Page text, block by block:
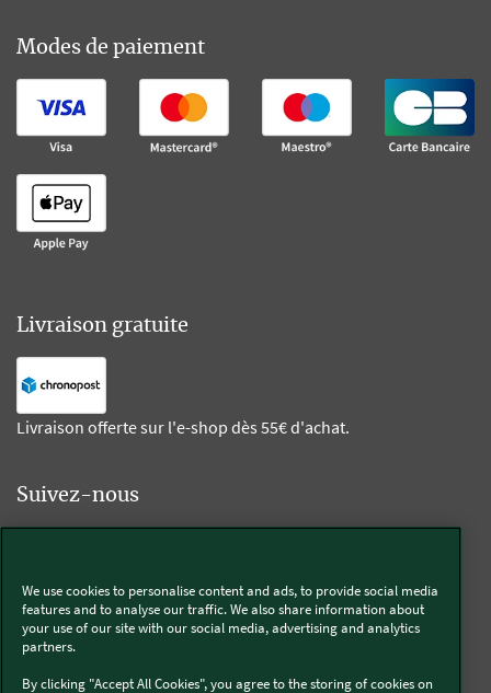
Modes de paiement
Livraison gratuite
Livraison offerte sur l'e-shop dès 55€ d'achat.
Suivez-nous
Thermomix®
We use cookies to personalise content and ads, to provide social media
features and to analyse our traffic. We also share information about
your use of our site with our social media, advertising and analytics
partners.
By clicking "Accept All Cookies", you agree to the storing of cookies on